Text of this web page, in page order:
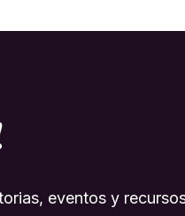
eventos y